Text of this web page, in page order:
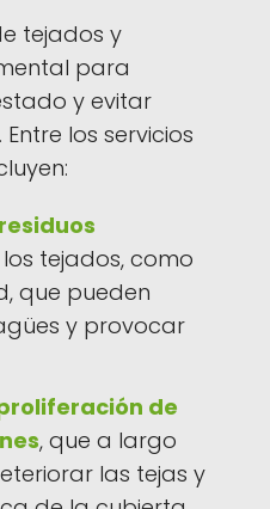
tejados y
para
y evitar
los servicios
tejados, como
que pueden
y provocar
de
, que a largo
las tejas y